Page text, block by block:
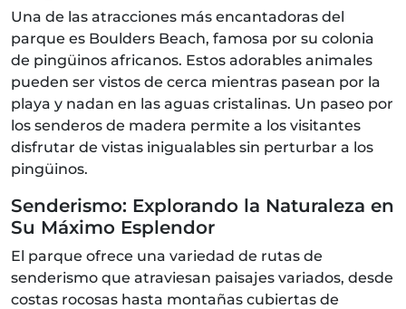
Una de las atracciones más encantadoras del
parque es Boulders Beach, famosa por su colonia
de pingüinos africanos. Estos adorables animales
pueden ser vistos de cerca mientras pasean por la
playa y nadan en las aguas cristalinas. Un paseo por
los senderos de madera permite a los visitantes
disfrutar de vistas inigualables sin perturbar a los
pingüinos.
Senderismo: Explorando la Naturaleza en
Su Máximo Esplendor
El parque ofrece una variedad de rutas de
senderismo que atraviesan paisajes variados, desde
costas rocosas hasta montañas cubiertas de